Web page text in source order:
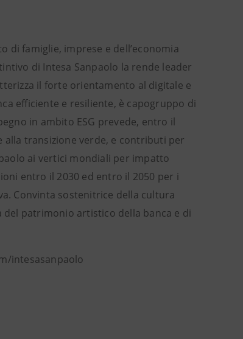
di famiglie, imprese e dell’economia
di Intesa Sanpaolo la rende leader
il forte orientamento al digitale e
efficiente e resiliente, è capogruppo di
in ambito ESG prevede, entro il
transizione verde, e contributi per
ai vertici mondiali per impatto
entro il 2030 ed entro il 2050 per i
Convinta sostenitrice della cultura
del patrimonio artistico della banca e di
intesasanpaolo